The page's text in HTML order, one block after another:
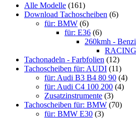
können
auf
der
Produktseite
gewählt
werden
Alle Modelle (161)
Download Tachoscheiben (6)
für: BMW (6)
für: E36 (6)
260kmh -
Tachonadeln - Farbfolien (12)
Tachoscheiben für: AUDI (11)
für: Audi B3 B4 80 90 (4)
für: Audi C4 100 200 (4)
Zusatzinstrumente (3)
Tachoscheiben für: BMW (70)
für: BMW E30 (3)